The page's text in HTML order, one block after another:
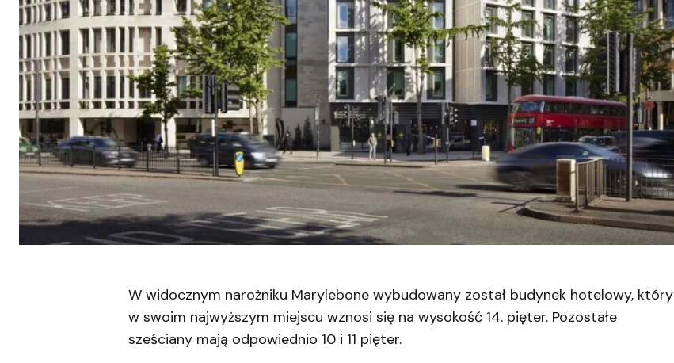
W widocznym narożniku Marylebone wybudowany został budynek hotelowy, który
w swoim najwyższym miejscu wznosi się na wysokość 14. pięter. Pozostałe
sześciany mają odpowiednio 10 i 11 pięter.